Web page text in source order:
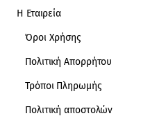
Η Εταιρεία
Όροι Χρήσης
Πολιτική Απορρήτου
Τρόποι Πληρωμής
Πολιτική αποστολών